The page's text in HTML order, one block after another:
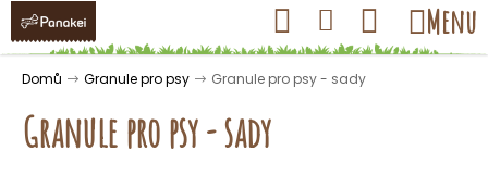
Přejít
obsah
Hledat Přihlášení
Nákupní
košík
Menu
Domů Granule pro psy Granule pro psy - sady
Granule pro psy - sady
K
o Zpět
Zpět